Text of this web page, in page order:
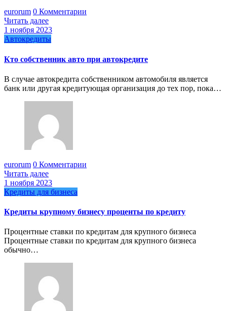
eurorum 0 Комментарии
Читать далее
1 ноября 2023
Автокредиты
Кто собственник авто при автокредите
В случае автокредита собственником автомобиля является
банк или другая кредитующая организация до тех пор, пока…
eurorum 0 Комментарии
Читать далее
1 ноября 2023
Кредиты для бизнеса
Кредиты крупному бизнесу проценты по кредиту
Процентные ставки по кредитам для крупного бизнеса
Процентные ставки по кредитам для крупного бизнеса
обычно…